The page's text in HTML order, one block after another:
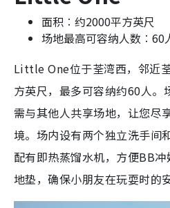
面积︰约2000平方英尺
场地最高可容纳人数︰60
Little One位于荃湾西，邻近
方英尺，最多可容纳约60人。
需与其他人共享场地，让您尽
境。场内设有两个独立洗手间
配有即热蒸馏水机，方便BB
地垫，确保小朋友在玩耍时的安